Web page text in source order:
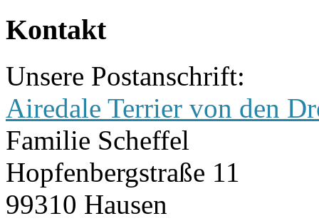
Kontakt
Unsere Postanschrift:
Airedale Terrier von den
Familie Scheffel
Hopfenbergstraße 11
99310 Hausen